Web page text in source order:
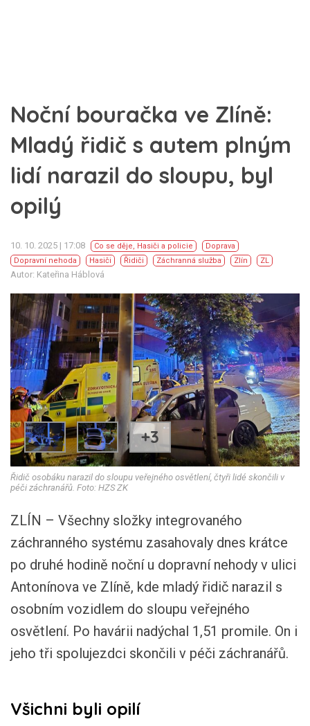
Noční bouračka ve Zlíně:
Mladý řidič s autem plným
lidí narazil do sloupu, byl
opilý
10. 10. 2025 | 17:08 Co se děje, Hasiči a policie
Doprava
Dopravní nehoda
Hasiči Řidiči Záchranná služba Zlín ZL
Autor: Kateřina Háblová
+3
Řidič osobáku narazil do sloupu veřejného osvětlení, čtyři lidé skončili v
péči záchranářů. Foto: HZS ZK
ZLÍN – Všechny složky integrovaného
záchranného systému zasahovaly dnes krátce
po druhé hodině noční u dopravní nehody v ulici
Antonínova ve Zlíně, kde mladý řidič narazil s
osobním vozidlem do sloupu veřejného
osvětlení. Po havárii nadýchal 1,51 promile. On i
jeho tři spolujezdci skončili v péči záchranářů.
Všichni byli opilí